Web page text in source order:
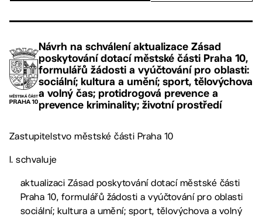
Návrh na schválení aktualizace Zásad
poskytování dotací městské části Praha 10,
formulářů žádosti a vyúčtování pro oblasti:
sociální; kultura a umění; sport, tělovýchova
a volný čas; protidrogová prevence a
prevence kriminality; životní prostředí
Zastupitelstvo městské části Praha 10
I. schvaluje
aktualizaci Zásad poskytování dotací městské části
Praha 10, formulářů žádosti a vyúčtování pro oblasti
sociální; kultura a umění; sport, tělovýchova a volný